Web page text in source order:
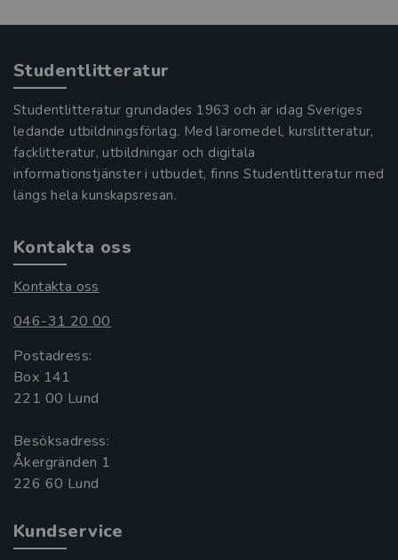
Studentlitteratur
Studentlitteratur grundades 1963 och är idag Sveriges
ledande utbildningsförlag. Med läromedel, kurslitteratur,
facklitteratur, utbildningar och digitala
informationstjänster i utbudet, finns Studentlitteratur med
längs hela kunskapsresan.
Kontakta oss
Kontakta oss
046-31 20 00
Postadress:
Box 141
221 00 Lund
Besöksadress:
Åkergränden 1
Kundservice